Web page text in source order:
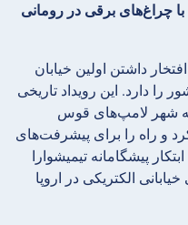
با چراغ‌های برقی در رومانی
داشتن اولین خیابان
دارد. این رویداد تاریخی
زمانی که شهر لامپ‌های قوس
و راه را برای پیشرفت‌های
پیشگامانه تیمیشوارا
الکتریکی در اروپا